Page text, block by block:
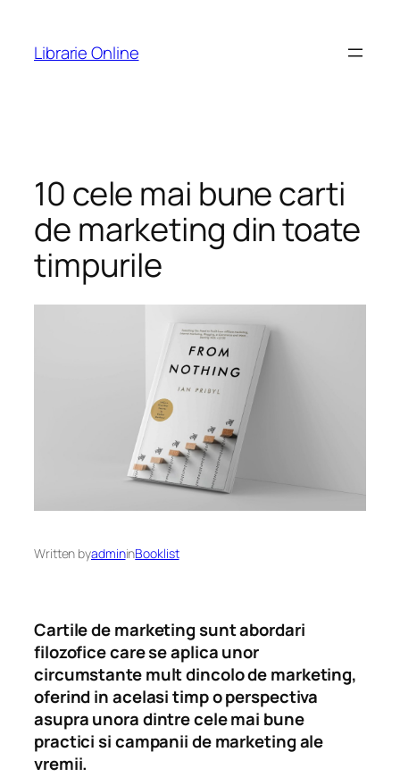
content
Librarie Online
10 cele mai bune carti
de marketing din toate
timpurile
Written byadmininBooklist
Cartile de marketing sunt abordari
filozofice care se aplica unor
circumstante mult dincolo de marketing,
oferind in acelasi timp o perspectiva
asupra unora dintre cele mai bune
practici si campanii de marketing ale
vremii.